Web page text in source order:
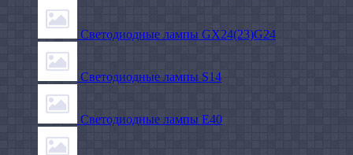
Светодиодные лампы GX24(23)G24
Светодиодные лампы S14
Светодиодные лампы Е40